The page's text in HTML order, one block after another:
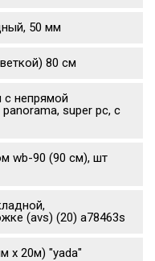
50 мм
80 см
непрямой
super pc, с
wb-90 (90 см), шт
(avs) (20) a78463s
х 20м) "yada"